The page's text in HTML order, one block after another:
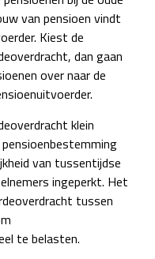
van pensioen vindt
Kiest de
dan gaan
over naar de
klein
van tussentijdse
ingeperkt. Het
tussen
te belasten.